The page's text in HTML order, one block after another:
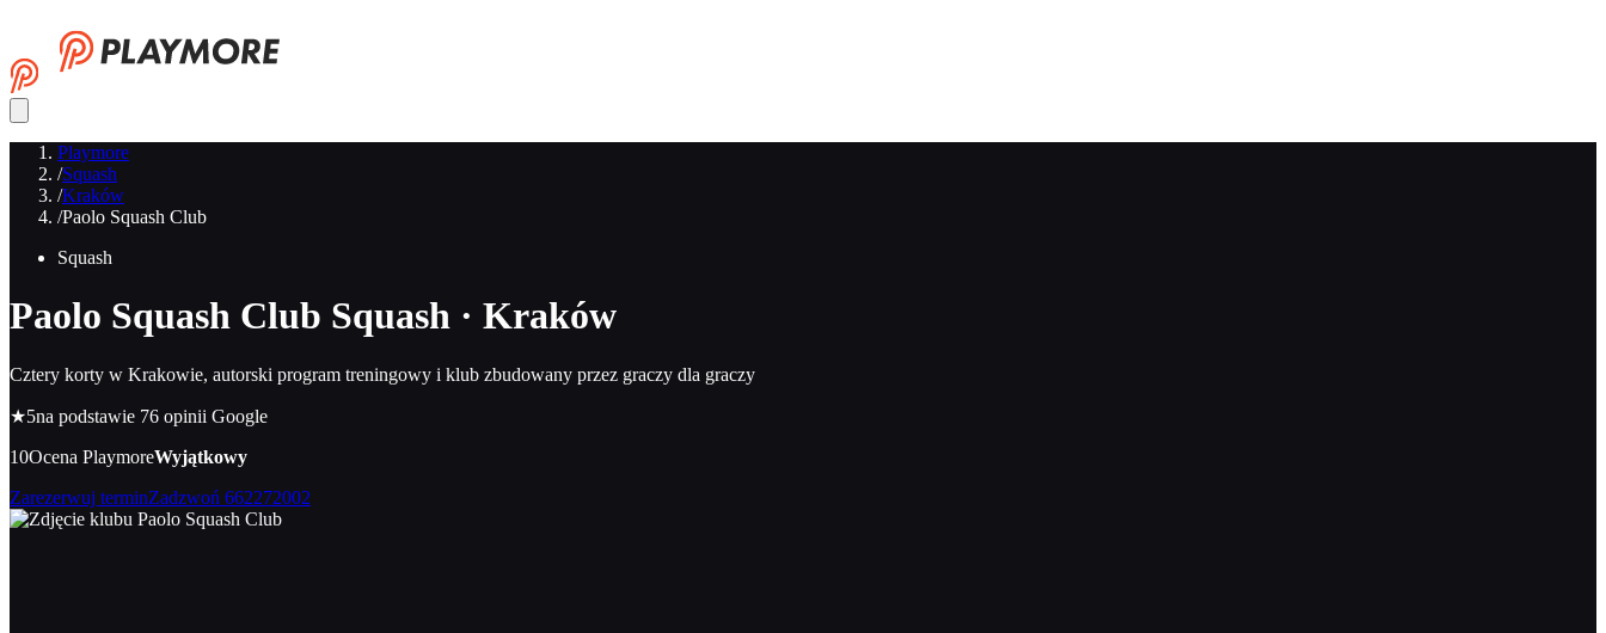
Playmore
/Squash
/Kraków
/Paolo Squash Club
Squash
Paolo Squash Club Squash · Kraków
Cztery korty w Krakowie, autorski program treningowy i klub zbudowany przez graczy dla graczy
★5na podstawie 76 opinii Google
10Ocena PlaymoreWyjątkowy
Zarezerwuj terminZadzwoń 662272002